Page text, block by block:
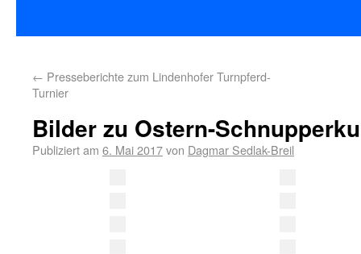
← Presseberichte zum Lindenhofer Turnpferd-
Turnier
Bilder zu Ostern-
Publiziert am 6. Mai 2017von Dagmar Sedlak-Breil